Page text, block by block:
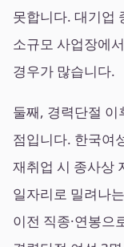
못합니다. 대기업
소규모 사업장에
경우가 많습니다.
둘째, 경력단절
점입니다. 한국여
재취업 시 종사상
일자리로 밀려나
이전 직종·연봉으